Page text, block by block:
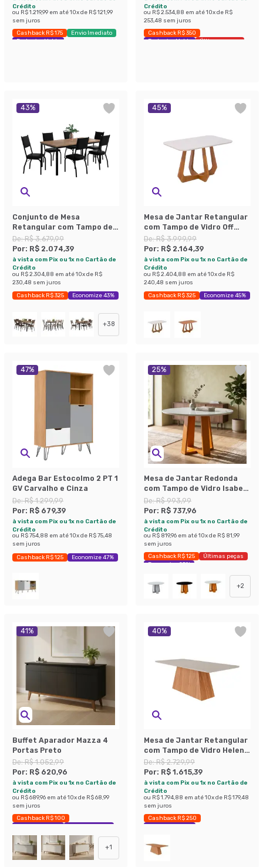
Crédito
ou R$ 1.219,99 em até10x de R$ 121,99
sem juros
Cashback R$ 175
Envio Imediato
Exclusivo Mobly
Crédito
ou R$ 2.534,88 em até10x de R$
253,48 sem juros
Cashback R$ 350
Exclusivo Mobly
Últimas peças
43%
Conjunto de Mesa
Retangular com Tampo de
MDP Amadeirado e 6
Cadeiras Adriana II
Revestimento Sintético
Preto
De:R$ 3.679,99
Por: R$ 2.074,39
à vista com Pix ou 1x no Cartão de
Crédito
ou R$ 2.304,88 em até10x de R$
230,48 sem juros
Cashback R$ 325 Economize 43%
+38
45%
Mesa de Jantar Retangular
com Tampo de Vidro Off
White Bromélia Cinamomo
130 cm
De:R$ 3.999,99
Por: R$ 2.164,39
à vista com Pix ou 1x no Cartão de
Crédito
ou R$ 2.404,88 em até10x de R$
240,48 sem juros
Cashback R$ 325 Economize 45%
47%
Adega Bar Estocolmo 2 PT 1
GV Carvalho e Cinza
De:R$ 1.299,99
Por: R$ 679,39
à vista com Pix ou 1x no Cartão de
Crédito
ou R$ 754,88 em até10x de R$ 75,48
sem juros
Cashback R$ 125 Economize 47%
25%
Mesa de Jantar Redonda
com Tampo de Vidro Isabela
Ipê e Off White 100 cm
De:R$ 993,99
Por: R$ 737,96
à vista com Pix ou 1x no Cartão de
Crédito
ou R$ 819,96 em até10x de R$ 81,99
sem juros
Cashback R$ 125
Últimas peças
Economize 25%
+2
41%
Buffet Aparador Mazza 4
Portas Preto
De:R$ 1.052,99
Por: R$ 620,96
à vista com Pix ou 1x no Cartão de
Crédito
ou R$ 689,96 em até10x de R$ 68,99
sem juros
Cashback R$ 100
Exclusivo Mobly
Economize 41%
+1
40%
Mesa de Jantar Retangular
com Tampo de Vidro Helena
Off White Cinamomo 210 cm
De:R$ 2.729,99
Por: R$ 1.615,39
à vista com Pix ou 1x no Cartão de
Crédito
ou R$ 1.794,88 em até10x de R$ 179,48
sem juros
Cashback R$ 250
Economize 40%